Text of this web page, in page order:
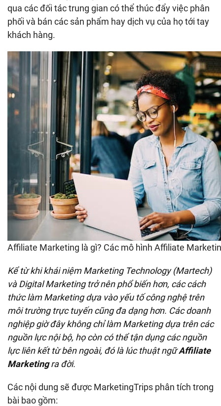
qua các đối tác trung gian có thể thúc đẩy việc phân
phối và bán các sản phẩm hay dịch vụ của họ tới tay
khách hàng.
Affiliate Marketing là gì? Các mô hình Affiliate
Kể từ khi khái niệm Marketing Technology (Martech)
và Digital Marketing trở nên phổ biến hơn, các cách
thức làm Marketing dựa vào yếu tố công nghệ trên
môi trường trực tuyến cũng đa dạng hơn. Các doanh
nghiệp giờ đây không chỉ làm Marketing dựa trên các
nguồn lực nội bộ, họ còn có thể tận dụng các nguồn
lực liên kết từ bên ngoài, đó là lúc thuật ngữAffiliate
Marketingra đời.
Các nội dung sẽ được MarketingTrips phân tích trong
bài bao gồm: